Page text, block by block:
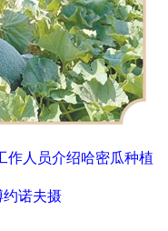
作人员介绍哈密瓜种植
约诺夫摄